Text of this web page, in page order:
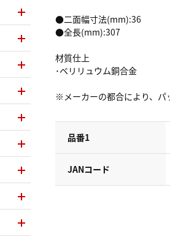
●二面幅寸法(mm):36
●全長(mm):307
材質仕上
･ベリリュウム銅合金
※メーカーの都合により、パ
品番1
JANコード